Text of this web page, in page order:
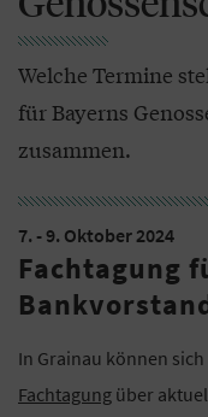
Welche Termine
für Bayerns
zusammen.
7. - 9. Oktober 2024
Fachtagung
In Grainau können
Fachtagung über